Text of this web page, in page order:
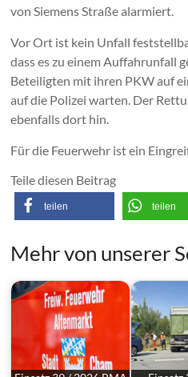
von Siemens Straße alarmiert.
Vor Ort ist kein Unfall
dass es zu einem Auffahrunfall
Beteiligten mit ihren PKW auf
auf die Polizei warten. Der
ebenfalls dort hin.
Für die Feuerwehr ist ein
Teile diesen Beitrag
teilen teilen
Mehr von unserer